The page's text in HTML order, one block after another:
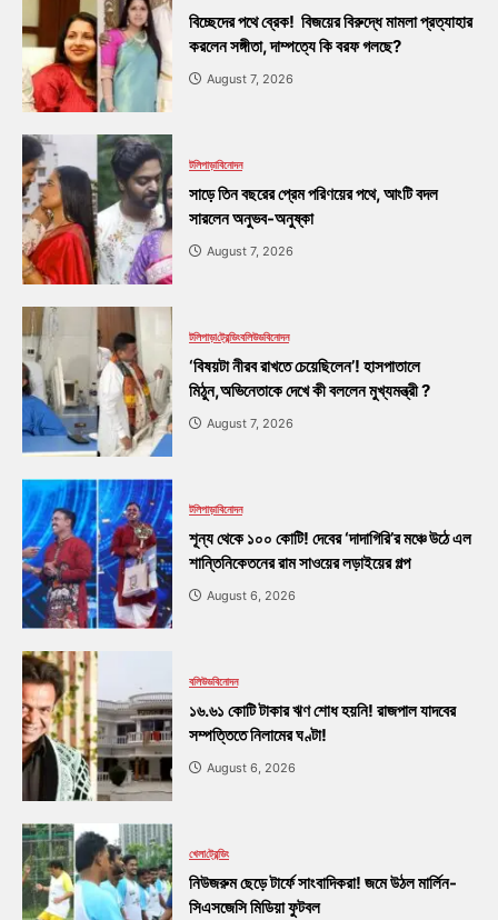
বিচ্ছেদের পথে ব্রেক! বিজয়ের বিরুদ্ধে মামলা প্রত্যাহার
করলেন সঙ্গীতা, দাম্পত্যে কি বরফ গলছে?
August 7, 2026
টলিপাড়াবিনোদন
সাড়ে তিন বছরের প্রেম পরিণয়ের পথে, আংটি বদল
সারলেন অনুভব-অনুষ্কা
August 7, 2026
টলিপাড়াট্রেন্ডিংবলিউডবিনোদন
‘বিষয়টা নীরব রাখতে চেয়েছিলেন’! হাসপাতালে
মিঠুন,অভিনেতাকে দেখে কী বললেন মুখ্যমন্ত্রী ?
August 7, 2026
টলিপাড়াবিনোদন
শূন্য থেকে ১০০ কোটি! দেবের ‘দাদাগিরি’র মঞ্চে উঠে এল
শান্তিনিকেতনের রাম সাওয়ের লড়াইয়ের গল্প
August 6, 2026
বলিউডবিনোদন
১৬.৬১ কোটি টাকার ঋণ শোধ হয়নি! রাজপাল যাদবের
সম্পত্তিতে নিলামের ঘণ্টা!
August 6, 2026
খেলাট্রেন্ডিং
নিউজরুম ছেড়ে টার্ফে সাংবাদিকরা! জমে উঠল মার্লিন-
সিএসজেসি মিডিয়া ফুটবল